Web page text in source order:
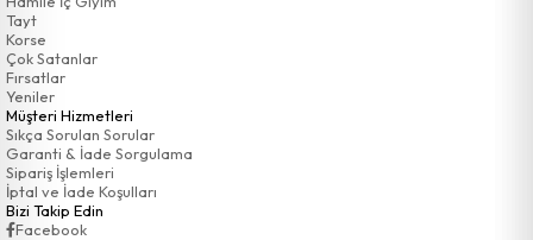
Tayt
Korse
Çok Satanlar
Fırsatlar
Yeniler
Müşteri Hizmetleri
Sıkça Sorulan Sorular
Garanti & İade Sorgulama
Sipariş İşlemleri
İptal ve İade Koşulları
Bizi Takip Edin
Facebook